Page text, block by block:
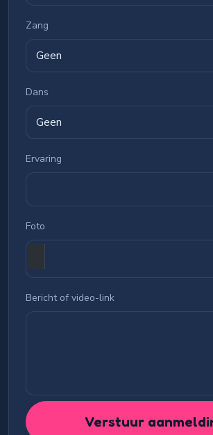
Zang
Dans
Ervaring
Foto
Bericht of video-link
Verstuur